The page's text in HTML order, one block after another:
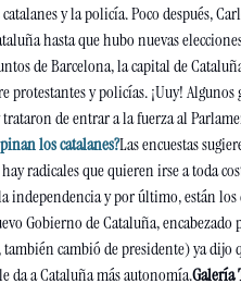
y la policía. Poco después,
hasta que hubo nuevas
de Barcelona, la capital de
protestantes y policías. ¡Uuy!
trataron de entrar a la fuerza al
los catalanes?Las encuestas
radicales que quieren irse a toda
independencia y por último, están
Gobierno de Cataluña,
también cambió de presidente) ya
da a Cataluña más autonomía.Galería